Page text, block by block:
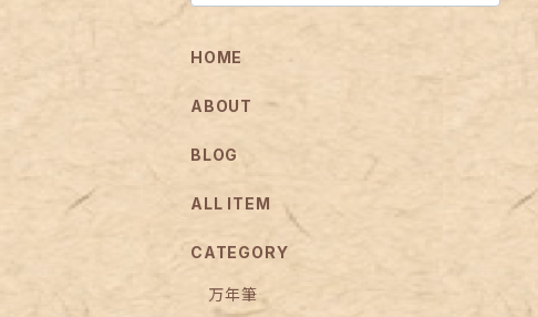
HOME
ABOUT
BLOG
ALL ITEM
CATEGORY
万年筆